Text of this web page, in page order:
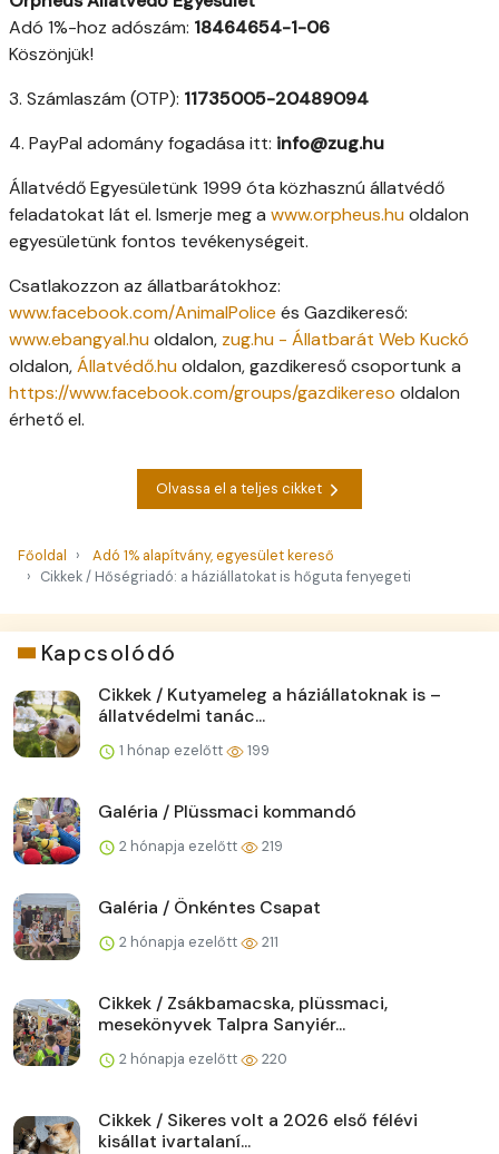
Adó 1%-hoz adószám: 18464654-1-06
Köszönjük!
3. Számlaszám (OTP): 11735005-20489094
4. PayPal adomány fogadása itt: info@zug.hu
Állatvédő Egyesületünk 1999 óta közhasznú állatvédő
feladatokat lát el. Ismerje meg a www.orpheus.huoldalon
egyesületünk fontos tevékenységeit.
Csatlakozzon az állatbarátokhoz:
www.facebook.com/AnimalPolice és Gazdikereső:
www.ebangyal.huoldalon, zug.hu - Állatbarát Web Kuckó
oldalon,Állatvédő.huoldalon, gazdikereső csoportunk a
https://www.facebook.com/groups/gazdikereso oldalon
érhető el.
Olvassa el a teljes cikket
Főoldal
Adó 1% alapítvány, egyesület kereső
Cikkek / Hőségriadó: a háziállatokat is hőguta fenyegeti
Kapcsolódó
Cikkek / Kutyameleg a háziállatoknak is –
állatvédelmi tanác...
1 hónap ezelőtt 199
Galéria / Plüssmaci kommandó
2 hónapja ezelőtt 219
Galéria / Önkéntes Csapat
2 hónapja ezelőtt 211
Cikkek / Zsákbamacska, plüssmaci,
mesekönyvek Talpra Sanyiér...
2 hónapja ezelőtt 220
Cikkek / Sikeres volt a 2026 első félévi
kisállat ivartalaní...